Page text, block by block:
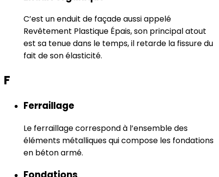
C’est un enduit de façade aussi appelé
Revêtement Plastique Épais, son principal atout
est sa tenue dans le temps, il retarde la fissure du
fait de son élasticité.
F
Ferraillage
Le ferraillage correspond à l’ensemble des
éléments métalliques qui compose les fondations
en béton armé.